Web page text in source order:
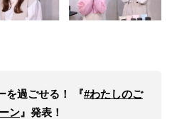
を過ごせる！ 『#わたしのご
ン 』発表！